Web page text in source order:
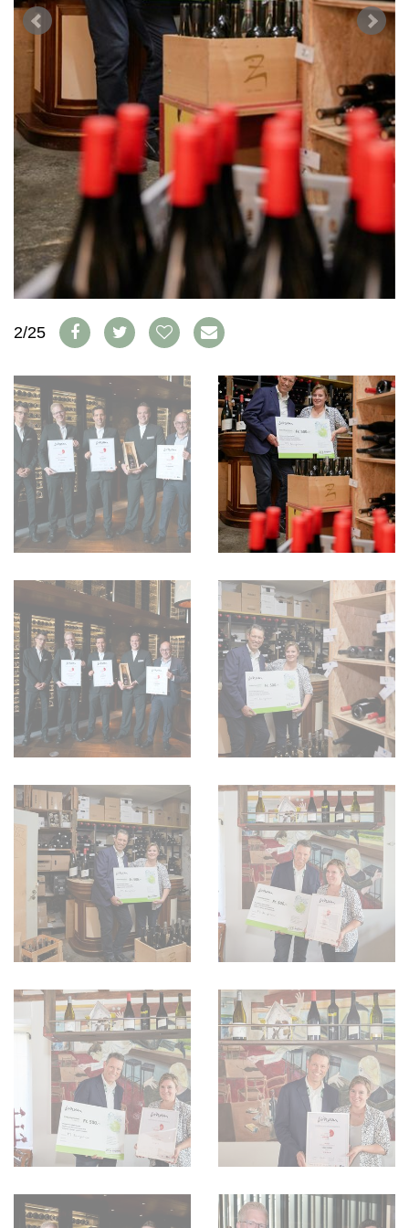
AVANTAGES
VINOPHILES
ARCHIVES
CONCOURS DE VIN
CONCOURS
GUIDE MILLÉSIMES
ABONNER
RECHERCHE VINS
NEWSLETTER
GUIDE DU VIGNOBLE
WINE TRADE CLUB
OFFRES D'EMPLOIS
PUBLICITÉ
PRESSE
MENTIONS LÉGALES
CGV & PROTECTION DES
FAQ
2/25